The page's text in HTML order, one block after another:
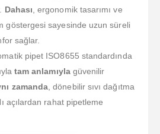
Dahası, ergonomik tasarımı ve
göstergesi sayesinde uzun süreli
sağlar.
pipet ISO8655 standardında
tam anlamıylagüvenilir
zamanda, dönebilir sıvı dağıtma
açılardan rahat pipetleme